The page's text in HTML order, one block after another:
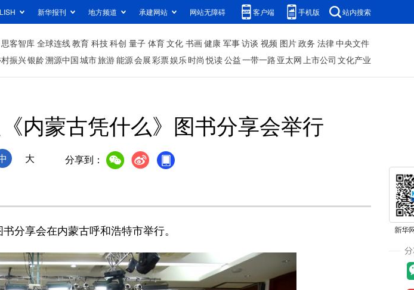
新华报刊 地方频道 承建网站 网站无障碍 客户端 手机版 站内搜索
思客智库 全球连线教育 科技科创 量子 体育文化 书画健康 军事访谈 视频 图片政务 法律中央文件
村振兴银龄溯源中国城市旅游能源会展彩票娱乐时尚 悦读公益一带一路 亚太网上市公司 文化产业
内蒙古凭什么》图书分享会举行
大 分享到：
享会在内蒙古呼和浩特市举行。